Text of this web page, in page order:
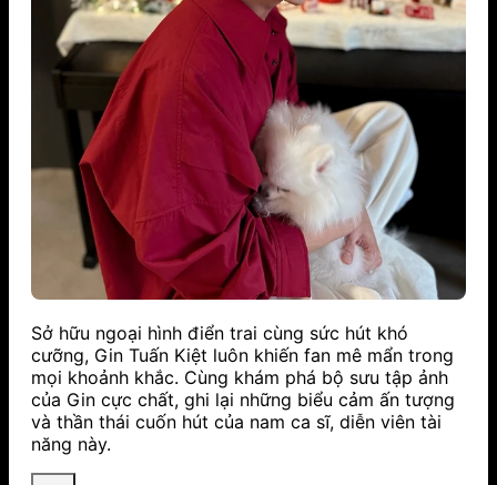
Sở hữu ngoại hình điển trai cùng sức hút khó
cưỡng, Gin Tuấn Kiệt luôn khiến fan mê mẩn trong
mọi khoảnh khắc. Cùng khám phá bộ sưu tập ảnh
của Gin cực chất, ghi lại những biểu cảm ấn tượng
và thần thái cuốn hút của nam ca sĩ, diễn viên tài
năng này.